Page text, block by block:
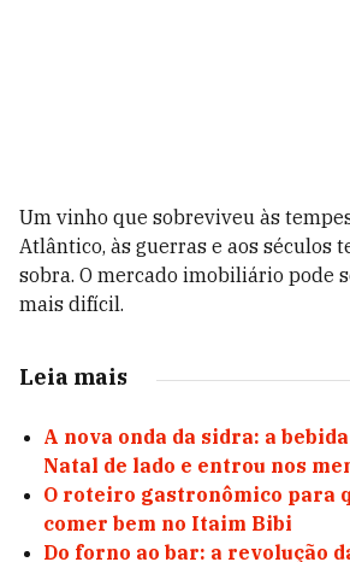
Um vinho que sobreviveu às
Atlântico, às guerras e aos séculos
sobra. O mercado imobiliário pode
mais difícil.
Leia mais
A nova onda da sidra: a
Natal de lado e entrou nos
O roteiro gastronômico para
comer bem no Itaim Bibi
Do forno ao bar: a revolução